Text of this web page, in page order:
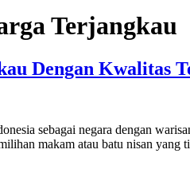
Terjangkau
Dengan Kwalitas
sebagai negara dengan
makam atau batu nisan